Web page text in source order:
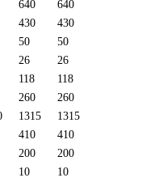
640
640
430
430
50
50
26
26
118
118
260
260
1315
1315
410
410
200
200
10 10